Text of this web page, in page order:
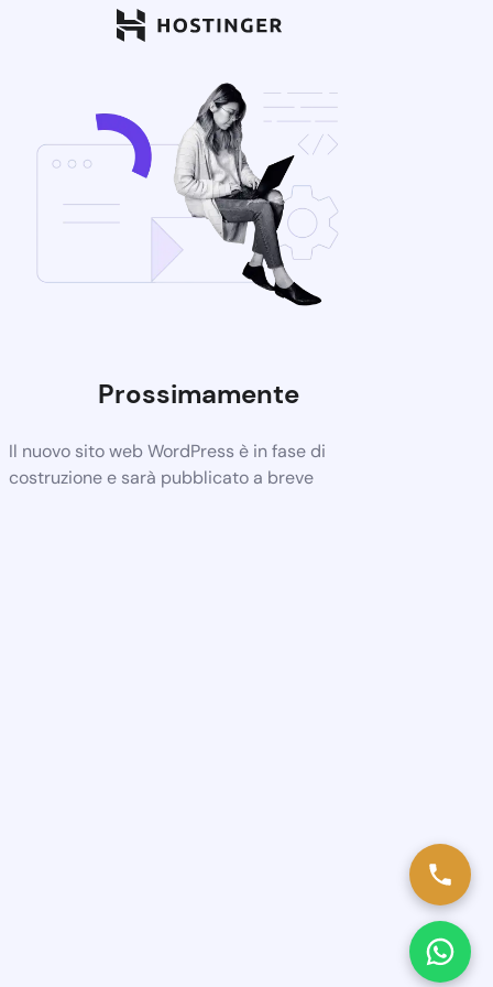
Prossimamente
Il nuovo sito web WordPress è in fase di
costruzione e sarà pubblicato a breve